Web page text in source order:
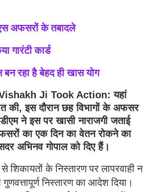
अफसरों के तबादले
गारंटी कार्ड
बन रहा है बेहद ही खास योग
Ji Took Action: यहां
की, इस दौरान छह विभागों के अफसर
ने इस पर खासी नाराजगी जताई
का एक दिन का वेतन रोकने का
अभिनव गोपाल को दिए हैं।
शिकायतों के निस्तारण पर लापरवाही न
निस्तारण का आदेश दिया।